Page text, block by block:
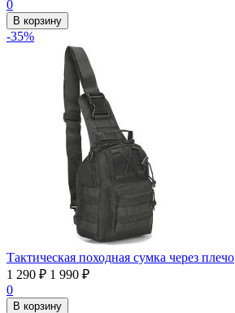
0
В корзину
-35%
Тактическая походная сумка через плечо
1 290 ₽ 1 990 ₽
0
В корзину